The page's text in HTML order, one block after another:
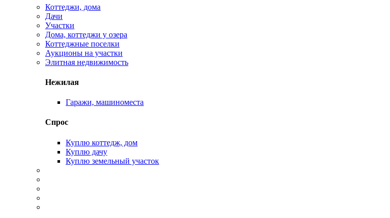
Коттеджи, дома
Дачи
Участки
Дома, коттеджи у озера
Коттеджные поселки
Аукционы на участки
Элитная недвижимость
Нежилая
Гаражи, машиноместа
Спрос
Куплю коттедж, дом
Куплю дачу
Куплю земельный участок